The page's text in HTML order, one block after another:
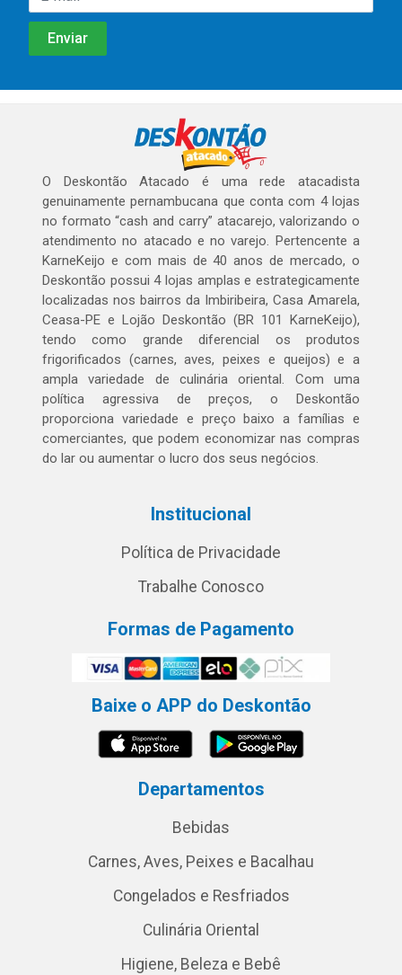
O Deskontão Atacado é uma rede atacadista
genuinamente pernambucana que conta com 4 lojas
no formato “cash and carry” atacarejo, valorizando o
atendimento no atacado e no varejo. Pertencente a
KarneKeijo e com mais de 40 anos de mercado, o
Deskontão possui 4 lojas amplas e estrategicamente
localizadas nos bairros da Imbiribeira, Casa Amarela,
Ceasa-PE e Lojão Deskontão (BR 101 KarneKeijo),
tendo como grande diferencial os produtos
frigorificados (carnes, aves, peixes e queijos) e a
ampla variedade de culinária oriental. Com uma
política agressiva de preços, o Deskontão
proporciona variedade e preço baixo a famílias e
comerciantes, que podem economizar nas compras
do lar ou aumentar o lucro dos seus negócios.
Institucional
Política de Privacidade
Trabalhe Conosco
Formas de Pagamento
Baixe o APP do Deskontão
Departamentos
Bebidas
Carnes, Aves, Peixes e Bacalhau
Congelados e Resfriados
Culinária Oriental
Higiene, Beleza e Bebê